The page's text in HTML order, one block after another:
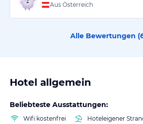
Aus Österreich
Alle Bewertungen (
Hotel allgemein
Beliebteste Ausstattungen:
Wifi kostenfrei
Hoteleigener